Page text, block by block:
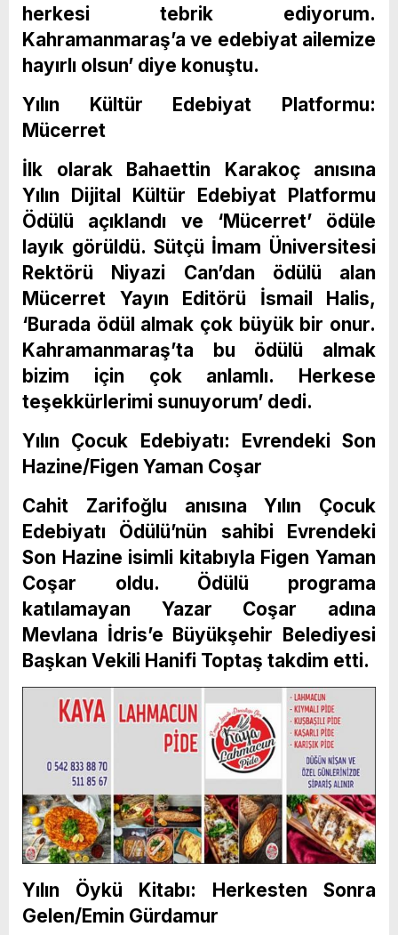
herkesi tebrik ediyorum.
Kahramanmaraş’a ve edebiyat ailemize
hayırlı olsun’ diye konuştu.
Yılın Kültür Edebiyat Platformu:
Mücerret
İlk olarak Bahaettin Karakoç anısına
Yılın Dijital Kültür Edebiyat Platformu
Ödülü açıklandı ve ‘Mücerret’ ödüle
layık görüldü. Sütçü İmam Üniversitesi
Rektörü Niyazi Can’dan ödülü alan
Mücerret Yayın Editörü İsmail Halis,
‘Burada ödül almak çok büyük bir onur.
Kahramanmaraş’ta bu ödülü almak
bizim için çok anlamlı. Herkese
teşekkürlerimi sunuyorum’ dedi.
Yılın Çocuk Edebiyatı: Evrendeki Son
Hazine/Figen Yaman Coşar
Cahit Zarifoğlu anısına Yılın Çocuk
Edebiyatı Ödülü’nün sahibi Evrendeki
Son Hazine isimli kitabıyla Figen Yaman
Coşar oldu. Ödülü programa
katılamayan Yazar Coşar adına
Mevlana İdris’e Büyükşehir Belediyesi
Başkan Vekili Hanifi Toptaş takdim etti.
Yılın Öykü Kitabı: Herkesten Sonra
Gelen/Emin Gürdamur